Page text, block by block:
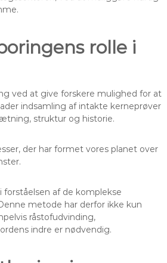
rolle i
ved at give forskere mulighed for at
indsamling af intakte kerneprøver
struktur og historie.
der har formet vores planet over
af de komplekse
metode har derfor ikke kun
råstofudvinding,
indre er nødvendig.